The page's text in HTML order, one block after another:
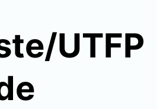
UTFP